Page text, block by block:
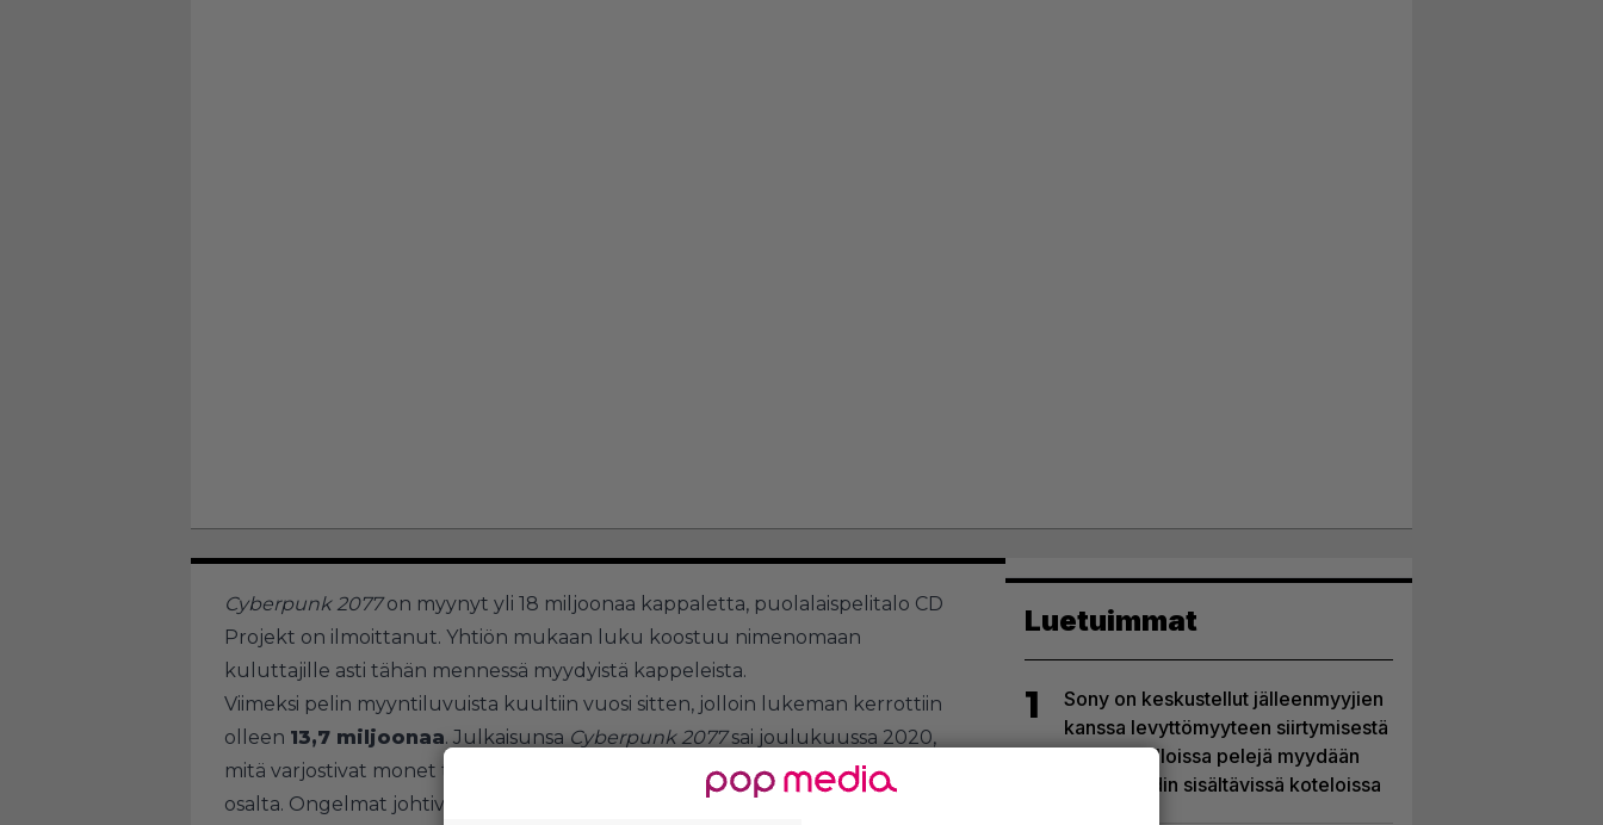
Cyberpunk 2077on myynyt yli 18 miljoonaa kappaletta, puolalaispelitalo CD
Projekt on ilmoittanut. Yhtiön mukaan luku koostuu nimenomaan
kuluttajille asti tähän mennessä myydyistä kappeleista.
Viimeksi pelin myyntiluvuista kuultiin vuosi sitten, jolloin lukeman kerrottiin
olleen 13,7 miljoonaa. Julkaisunsa Cyberpunk 2077sai joulukuussa 2020,
mitä varjostivat monet tekniset ongelmat varsinkin pelin konsoliversioiden
osalta. Ongelmat johtivat niin palautuksiin kuin pitkään vaiheeseen, jolloin
Luetuimmat
1
Sony on keskustellut jälleenmyyjien
kanssa levyttömyyteen siirtymisestä
– Yhdysvalloissa pelejä myydään
latauskoodin sisältävissä koteloissa